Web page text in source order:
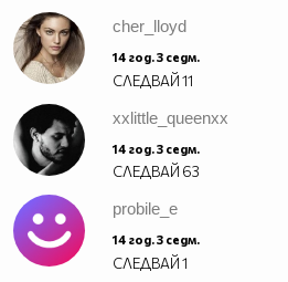
cher_lloyd
14 год. 3 седм.
СЛЕДВАЙ11
xxlittle_queenxx
14 год. 3 седм.
СЛЕДВАЙ 63
probile_e
14 год. 3 седм.
СЛЕДВАЙ1